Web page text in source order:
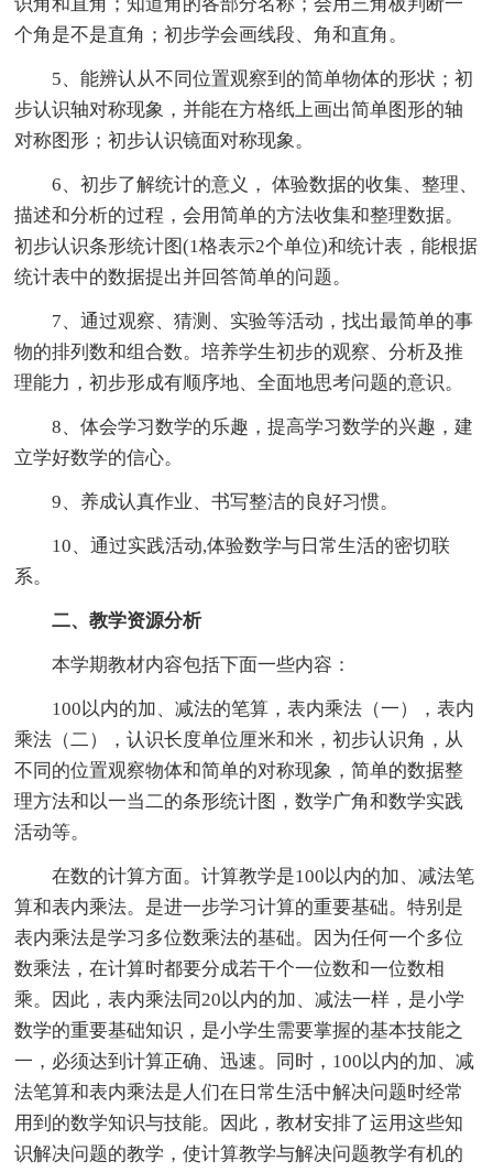
个角是不是直角；初步学会画线段、角和直角。
5、能辨认从不同位置观察到的简单物体的形状；初
步认识轴对称现象，并能在方格纸上画出简单图形的轴
对称图形；初步认识镜面对称现象。
6、初步了解统计的意义， 体验数据的收集、整理、
描述和分析的过程，会用简单的方法收集和整理数据。
初步认识条形统计图(1格表示2个单位)和统计表，能根据
统计表中的数据提出并回答简单的问题。
7、通过观察、猜测、实验等活动，找出最简单的事
物的排列数和组合数。培养学生初步的观察、分析及推
理能力，初步形成有顺序地、全面地思考问题的意识。
8、体会学习数学的乐趣，提高学习数学的兴趣，建
立学好数学的信心。
9、养成认真作业、书写整洁的良好习惯。
10、通过实践活动,体验数学与日常生活的密切联
系。
二、教学资源分析
本学期教材内容包括下面一些内容：
100以内的加、减法的笔算，表内乘法（一），表内
乘法（二），认识长度单位厘米和米，初步认识角，从
不同的位置观察物体和简单的对称现象，简单的数据整
理方法和以一当二的条形统计图，数学广角和数学实践
活动等。
在数的计算方面。计算教学是100以内的加、减法笔
算和表内乘法。是进一步学习计算的重要基础。特别是
表内乘法是学习多位数乘法的基础。因为任何一个多位
数乘法，在计算时都要分成若干个一位数和一位数相
乘。因此，表内乘法同20以内的加、减法一样，是小学
数学的重要基础知识，是小学生需要掌握的基本技能之
一，必须达到计算正确、迅速。同时，100以内的加、减
法笔算和表内乘法是人们在日常生活中解决问题时经常
用到的数学知识与技能。因此，教材安排了运用这些知
识解决问题的教学，使计算教学与解决问题教学有机的